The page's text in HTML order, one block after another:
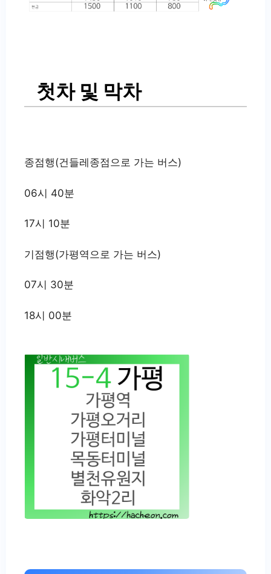
첫차 및 막차
종점행(건들레종점으로 가는 버스)
06시 40분
17시 10분
기점행(가평역으로 가는 버스)
07시 30분
18시 00분